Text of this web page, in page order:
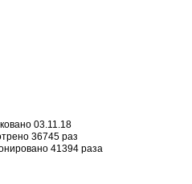
03.11.18
36745 раз
41394 раза